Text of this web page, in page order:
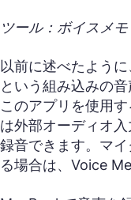
ツール：ボイスメモ
以前に述べたよう
という組み込みの
このアプリを使用
は外部オーディオ
録音できます。マ
る場合は、Voice